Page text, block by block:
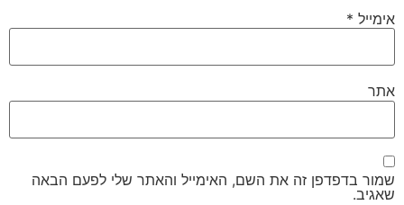
אימייל *
אתר
שמור בדפדפן זה את השם, האימייל והאתר שלי לפעם הבאה
שאגיב.